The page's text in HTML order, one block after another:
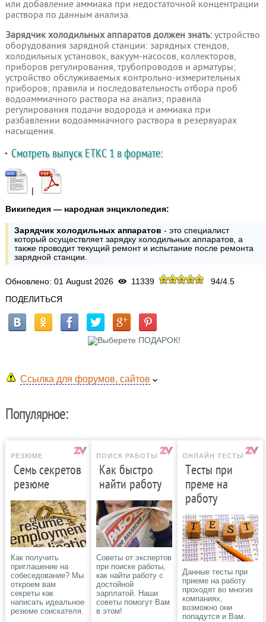
или добавление аммиака при недостаточной концентрации
раствора по данным анализа.
Зарядчик холодильных аппаратов должен знать:устройство
оборудования зарядной станции: зарядных стендов,
холодильных установок, вакуум-насосов, коллекторов,
приборов регулирования, трубопроводов и арматуры;
устройство обслуживаемых контрольно-измерительных
приборов; правила и последовательность отбора проб
водоаммиачного раствора на анализ; правила
регулирования подачи водорода и аммиака при
разбавлении водоаммиачного раствора в резервуарах
насыщения.
Смотреть выпуск ЕТКС 1 в формате:
Википедия — народная энциклопедия:
Зарядчик холодильных аппаратов - это специалист
который осуществляет зарядку холодильных аппаратов, а
также проводит текущий ремонт и испытание после ремонта
зарядной станции.
Обновлено: 01 August 2026 11339 94/4.5
ПОДЕЛИТЬСЯ
Ссылка для форумов, сайтов
Популярное:
РЕЗЮМЕ
Семь секретов
резюме
Как получить
приглашение на
собеседование? Мы
откроем вам
секреты как
написать идеальное
резюме соискателя.
ПОИСК РАБОТЫ
Как быстро
найти работу
Советы от экспертов
при поиске работы,
как найти работу с
достойной
эарплатой. Наши
советы помогут Вам
в этом!
ОНЛАЙН ТЕСТЫ
Тесты при
преме на
работу
Данные тесты при
приеме на работу
проходят во многих
компаниях,
возможно они
попадутся и Вам.